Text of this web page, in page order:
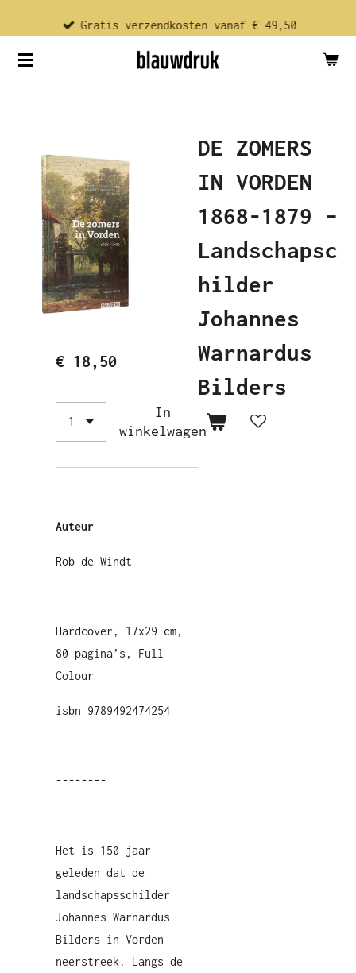
direct
naar
Gratis verzendkosten vanaf € 49,50
DE ZOMERS
IN VORDEN
1868-1879 –
Landschapsc
hilder
Johannes
Warnardus
Bilders
€ 18,50
In
winkelwagen
Auteur
Rob de Windt
Hardcover, 17x29 cm,
80 pagina’s, Full
Colour
isbn 9789492474254
--------
Het is 150 jaar
geleden dat de
landschapsschilder
Johannes Warnardus
Bilders in Vorden
neerstreek. Langs de